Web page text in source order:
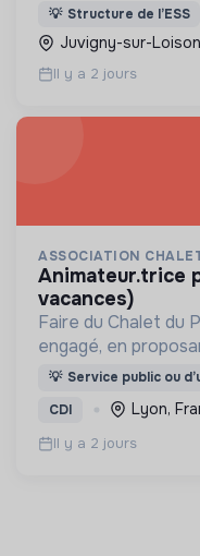
un handicap
💡 Structure de l’ESS
Juvigny-sur-
Il y a 2 jours
ASSOCIATION
animateur.trice polyvalent.e (week-ends &
vacances)
Faire du Chalet du
engagé, en
et pédagogiques
une expérience
💡 Service public ou
CDI
Lyon,
Il y a 2 jours